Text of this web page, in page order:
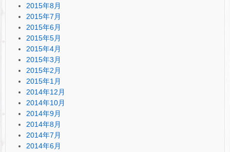
2015年8月
2015年7月
2015年6月
2015年5月
2015年4月
2015年3月
2015年2月
2015年1月
2014年12月
2014年10月
2014年9月
2014年8月
2014年7月
2014年6月